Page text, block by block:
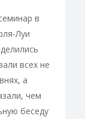
в
Луи
всех не
а
чем
беседу